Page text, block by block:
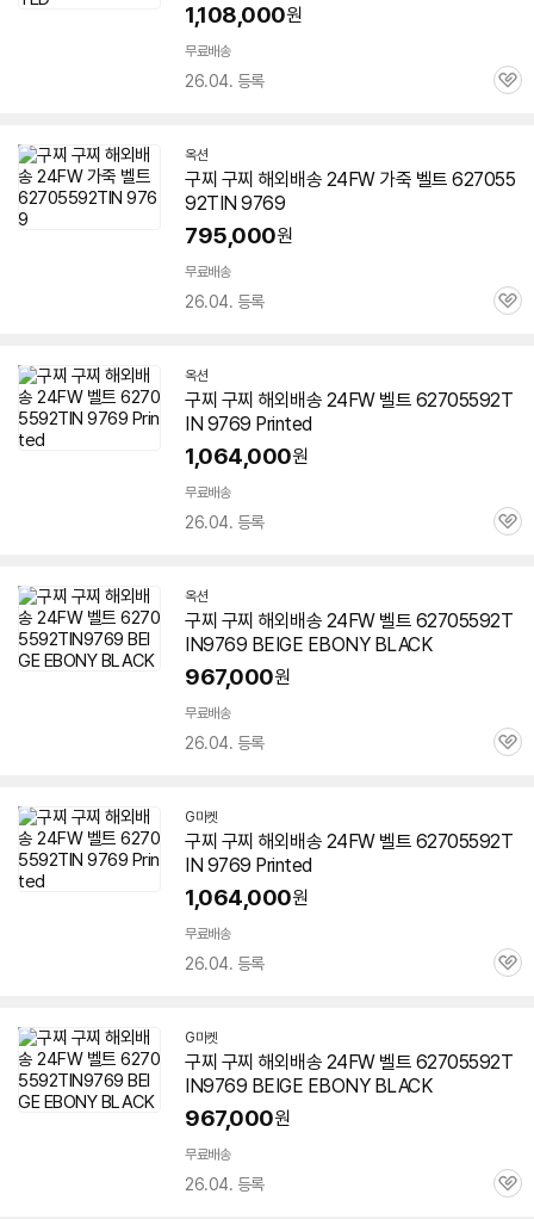
1,108,000원
무료배송
26.04. 등록
관
옥션
구찌 구찌 해외배송 24FW 가죽 벨트 627055
92TIN 9769
795,000원
무료배송
26.04. 등록
관
옥션
구찌 구찌 해외배송 24FW 벨트 62705592T
IN 9769 Printed
1,064,000원
무료배송
26.04. 등록
관
옥션
구찌 구찌 해외배송 24FW 벨트 62705592T
IN9769 BEIGE EBONY BLACK
967,000원
무료배송
26.04. 등록
관
G마켓
구찌 구찌 해외배송 24FW 벨트 62705592T
IN 9769 Printed
1,064,000원
무료배송
26.04. 등록
관
G마켓
구찌 구찌 해외배송 24FW 벨트 62705592T
IN9769 BEIGE EBONY BLACK
967,000원
무료배송
26.04. 등록
관